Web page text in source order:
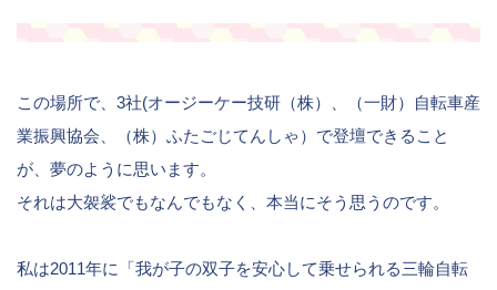
この場所で、3社(オージーケー技研（株）、（一財）自転車産
業振興協会、（株）ふたごじてんしゃ）で登壇できること
が、夢のように思います。
それは大袈裟でもなんでもなく、本当にそう思うのです。
私は2011年に「我が子の双子を安心して乗せられる三輪自転